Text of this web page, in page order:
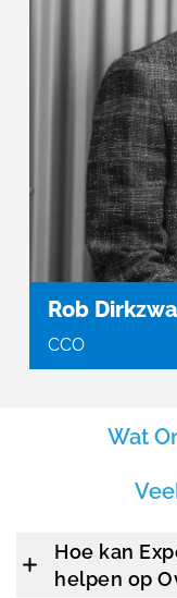
Rob
CCO
Wat
Hoe kan
helpen op